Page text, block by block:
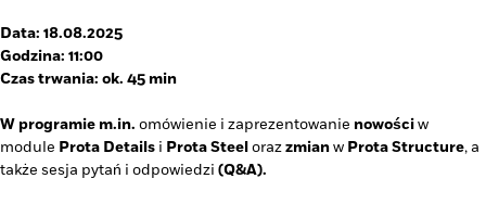
Data: 18.08.2025
Godzina: 11:00
Czas trwania: ok. 45 min
W programie m.in. omówienie i zaprezentowanie nowościw
module Prota Details i Prota Steelorazzmianw Prota Structure, a
także sesja pytań i odpowiedzi (Q&A).